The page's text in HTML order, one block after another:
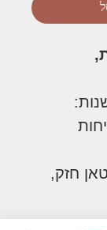
חזק,